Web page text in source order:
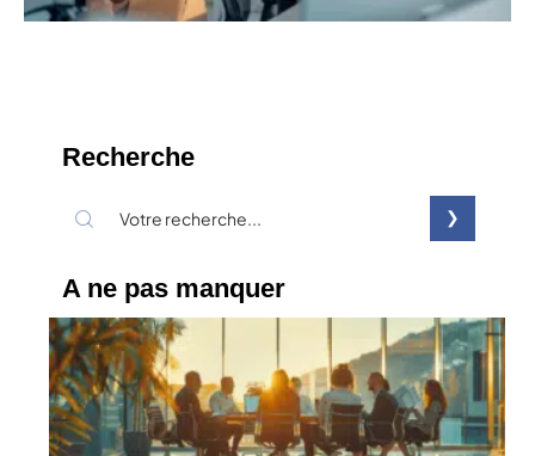
Recherche
A ne pas manquer